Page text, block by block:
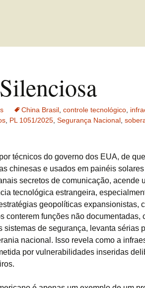
China Brasil controle tecnológico
PL 1051/2025 Segurança Nacional
técnicos do governo dos EUA, de
chinesas e usados em painéis
secretos de comunicação, acende
tecnológica estrangeira,
geopolíticas expansionistas,
conterem funções não documentadas,
sistemas de segurança, levanta sérias
nacional. Isso revela como a
por vulnerabilidades inseridas